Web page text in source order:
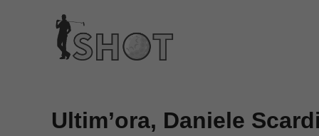
contenuto
Ultim’ora, Daniele